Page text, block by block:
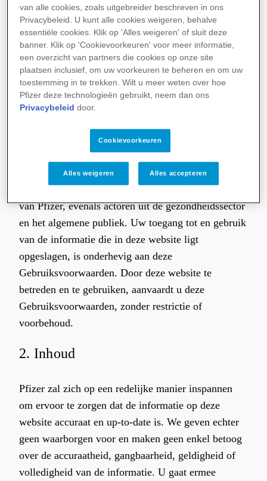
erkent u dat u deze Gebruiksvoorwaarden hebt
gelezen, begrepen en dat u ermee akkoord gaat. Als
u niet akkoord gaat met deze Gebruiksvoorwaarden,
mag u deze website niet gebruiken, noch betreden.
1. Gebruik van de website
is uitsluitend bestemd voor algemeen informatieve
en educatieve doeleinden. Bepaalde secties van deze
website zijn bedoeld voor specifieke doelgroepen,
zoals de werknemers, klanten en aandeelhouders
van Pfizer, evenals actoren uit de gezondheidssector
en het algemene publiek. Uw toegang tot en gebruik
van de informatie die in deze website ligt
opgeslagen, is onderhevig aan deze
Gebruiksvoorwaarden. Door deze website te
betreden en te gebruiken, aanvaardt u deze
Gebruiksvoorwaarden, zonder restrictie of
voorbehoud.
2. Inhoud
Pfizer zal zich op een redelijke manier inspannen
om ervoor te zorgen dat de informatie op deze
website accuraat en up-to-date is. We geven echter
geen waarborgen voor en maken geen enkel betoog
over de accuraatheid, gangbaarheid, geldigheid of
volledigheid van de informatie. U gaat ermee
van alle cookies, zoals uitgebreider beschreven in ons
Privacybeleid. U kunt alle cookies weigeren, behalve
essentiële cookies. Klik op 'Alles weigeren' of sluit deze
banner. Klik op 'Cookievoorkeuren' voor meer informatie,
een overzicht van partners die cookies op onze site
plaatsen inclusief, om uw voorkeuren te beheren en om uw
toestemming in te trekken. Wilt u meer weten over hoe
Pfizer deze technologieën gebruikt, neem dan ons
Privacybeleiddoor.
Cookievoorkeuren
Alles weigeren Alles accepteren